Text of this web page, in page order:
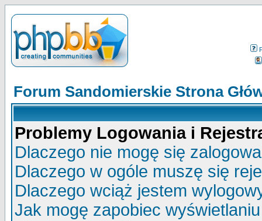
Forum Sandomierskie Strona
Problemy Logowania i
Dlaczego nie mogę się
Dlaczego w ogóle muszę się
Dlaczego wciąż jestem
Jak mogę zapobiec